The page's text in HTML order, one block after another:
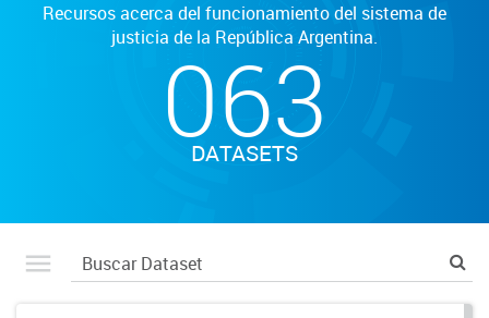
Recursos acerca del funcionamiento del sistema de
justicia de la República Argentina.
063
DATASETS